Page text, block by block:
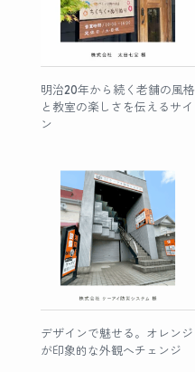
明治20年から続く老舗の風格
と教室の楽しさを伝えるサイ
ン
デザインで魅せる。オレンジ
が印象的な外観へチェンジ